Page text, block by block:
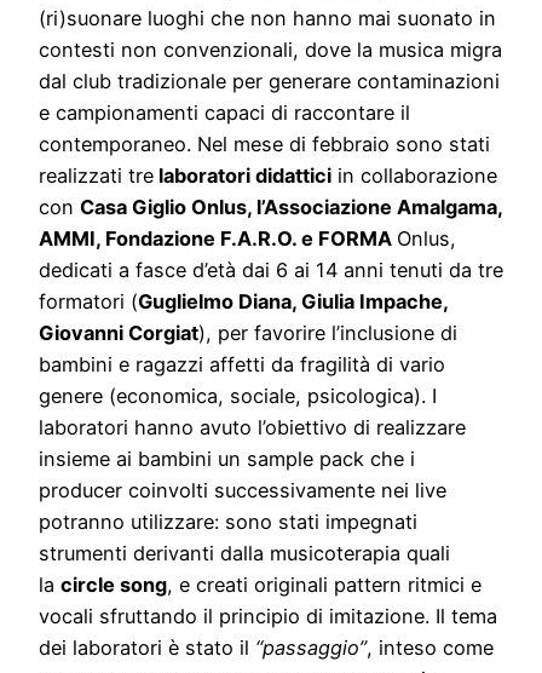
(ri)suonare luoghi che non hanno mai suonato in
contesti non convenzionali, dove la musica migra
dal club tradizionale per generare contaminazioni
e campionamenti capaci di raccontare il
contemporaneo. Nel mese di febbraio sono stati
realizzati tre laboratori didattici in collaborazione
con Casa Giglio Onlus, l’Associazione Amalgama,
AMMI, Fondazione F.A.R.O. e FORMA Onlus,
dedicati a fasce d’età dai 6 ai 14 anni tenuti da tre
formatori (Guglielmo Diana, Giulia Impache,
Giovanni Corgiat), per favorire l’inclusione di
bambini e ragazzi affetti da fragilità di vario
genere (economica, sociale, psicologica). I
laboratori hanno avuto l’obiettivo di realizzare
insieme ai bambini un sample pack che i
producer coinvolti successivamente nei live
potranno utilizzare: sono stati impegnati
strumenti derivanti dalla musicoterapia quali
la circle song, e creati originali pattern ritmici e
vocali sfruttando il principio di imitazione. Il tema
dei laboratori è stato il “passaggio”, inteso come